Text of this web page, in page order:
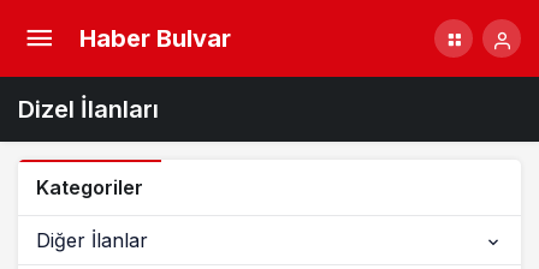
Haber Bulvar
Dizel İlanları
Kategoriler
Diğer İlanlar